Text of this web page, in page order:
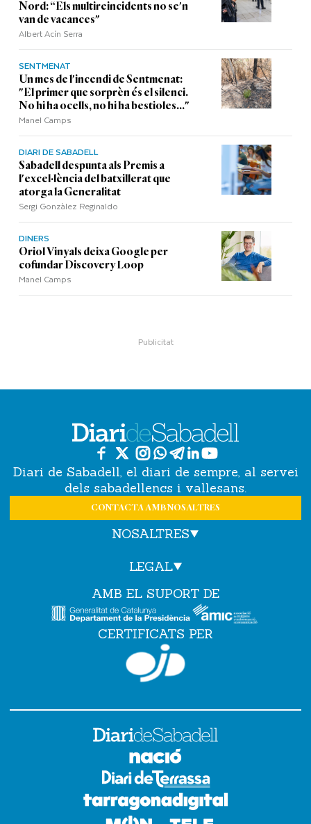
Nord: “Els multireincidents no se'n
van de vacances"
Albert Acín Serra
SENTMENAT
Un mes de l'incendi de Sentmenat:
"El primer que sorprèn és el silenci.
No hi ha ocells, no hi ha bestioles..."
Manel Camps
DIARI DE SABADELL
Sabadell despunta als Premis a
l'excel·lència del batxillerat que
atorga la Generalitat
Sergi Gonzàlez Reginaldo
DINERS
Oriol Vinyals deixa Google per
cofundar Discovery Loop
Manel Camps
Diari de Sabadell, el diari de sempre, al servei
dels sabadellencs i vallesans.
CONTACTA AMB NOSALTRES
NOSALTRES
LEGAL
AMB EL SUPORT DE
CERTIFICATS PER